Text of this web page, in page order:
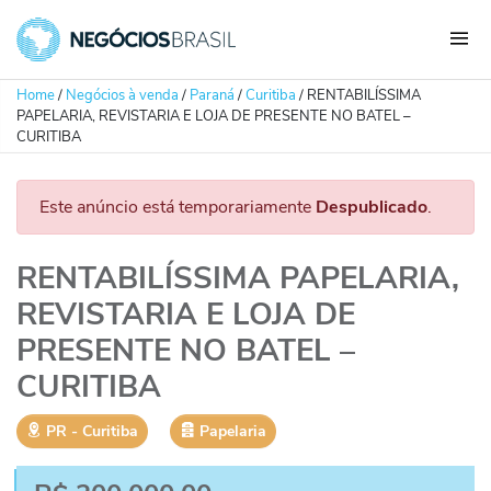
Home/ Negócios à venda/ Paraná/Curitiba/ RENTABILÍSSIMA
PAPELARIA, REVISTARIA E LOJA DE PRESENTE NO BATEL –
CURITIBA
Este anúncio está temporariamente Despublicado.
RENTABILÍSSIMA PAPELARIA,
REVISTARIA E LOJA DE
PRESENTE NO BATEL –
CURITIBA
PR ‐ Curitiba Papelaria